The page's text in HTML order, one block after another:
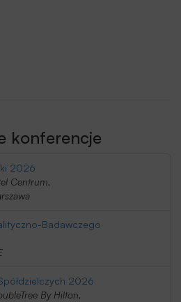
konferencje
2026
Centrum,
Badawczego
2026
By Hilton,